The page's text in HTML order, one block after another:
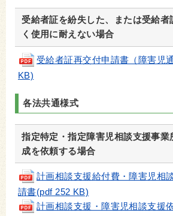
受給者証を紛失した、または受給者
く使用に耐えない場合
受給者証再交付申請書（障害児
KB)
各法共通様式
指定特定・指定障害児相談支援事業
成を依頼する場合
計画相談支援給付費・障害児相
請書(pdf 252 KB)
計画相談支援・障害児相談支援